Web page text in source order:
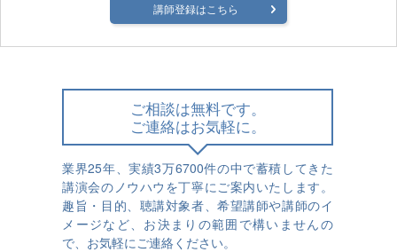
講師登録はこちら
ご相談は無料です。
ご連絡はお気軽に。
業界25年、実績3万6700件の中で蓄積してきた
講演会のノウハウを丁寧にご案内いたします。
趣旨・目的、聴講対象者、希望講師や講師のイ
メージなど、お決まりの範囲で構いませんの
で、お気軽にご連絡ください。